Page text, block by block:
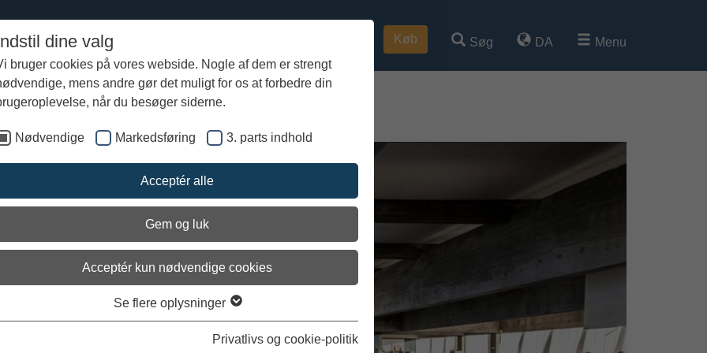
dine valg
bruger cookies på vores webside. Nogle af dem er strengt
mens andre gør det muligt for os at forbedre din
når du besøger siderne.
Nødvendige Markedsføring 3. parts indhold
Acceptér alle
Gem og luk
Acceptér kun nødvendige cookies
Se flere oplysninger
Privatlivs og cookie-politik
Køb Søg DA Menu